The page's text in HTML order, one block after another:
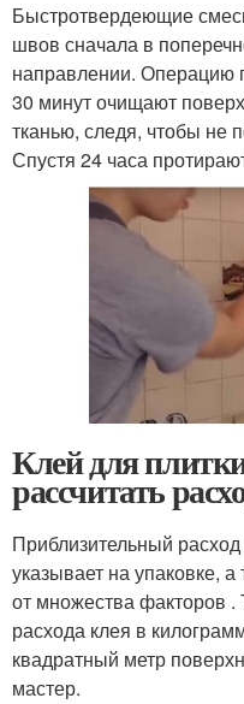
Быстротвердеющие
швов сначала в
направлении. Операцию
30 минут очищают
тканью, следя, чтобы не
Спустя 24 часа
Клей для
рассчитать
Приблизительный
указывает на упаковке,
от множества факторов .
расхода клея в
квадратный метр
мастер.